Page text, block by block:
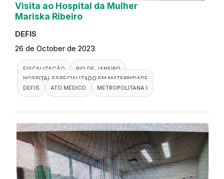
Visita ao Hospital da Mulher
Mariska Ribeiro
DEFIS
26 de October de 2023
FISCALIZAÇÃO
RIO DE JANEIRO
HOSPITAL ESPECIALIZADO EM MATERNIDADE
DEFIS
ATO MÉDICO METROPOLITANA I